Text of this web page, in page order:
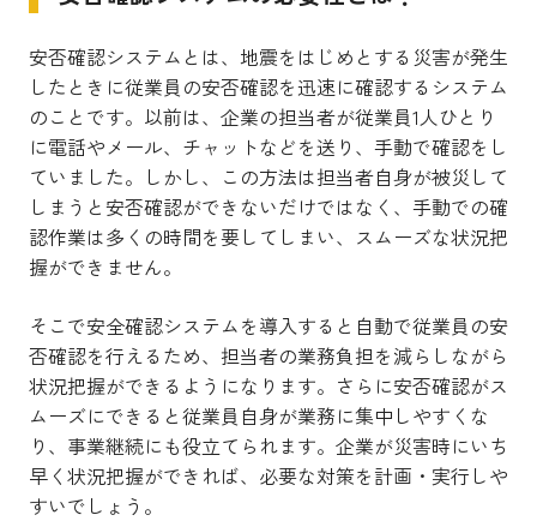
安否確認システムとは、地震をはじめとする災害が発生
したときに従業員の安否確認を迅速に確認するシステム
のことです。以前は、企業の担当者が従業員1人ひとり
に電話やメール、チャットなどを送り、手動で確認をし
ていました。しかし、この方法は担当者自身が被災して
しまうと安否確認ができないだけではなく、手動での確
認作業は多くの時間を要してしまい、スムーズな状況把
握ができません。
そこで安全確認システムを導入すると自動で従業員の安
否確認を行えるため、担当者の業務負担を減らしながら
状況把握ができるようになります。さらに安否確認がス
ムーズにできると従業員自身が業務に集中しやすくな
り、事業継続にも役立てられます。企業が災害時にいち
早く状況把握ができれば、必要な対策を計画・実行しや
すいでしょう。